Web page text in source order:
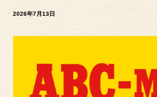
2026年7月13日